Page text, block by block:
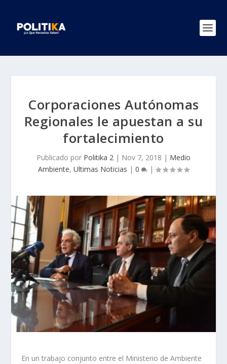
Corporaciones Autónomas
Regionales le apuestan a su
fortalecimiento
Publicado por Politika 2 | Nov 7, 2018 | Medio
Ambiente, Ultimas Noticias | 0 |
En un trabajo conjunto entre el Ministerio de Ambiente